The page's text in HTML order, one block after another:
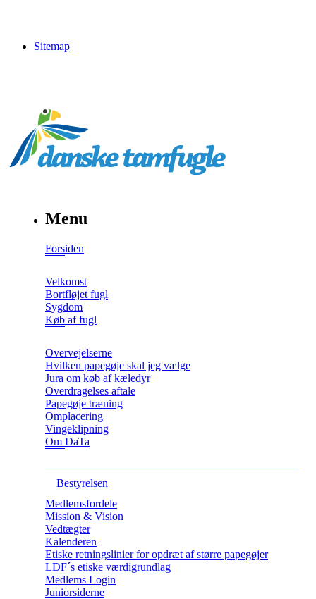
Sitemap
Menu
Forsiden
Velkomst
Bortfløjet fugl
Sygdom
Køb af fugl
Overvejelserne
Hvilken papegøje skal jeg vælge
Jura om køb af kæledyr
Overdragelses aftale
Papegøje træning
Omplacering
Vingeklipning
Om DaTa
Bestyrelsen
Medlemsfordele
Mission & Vision
Vedtægter
Kalenderen
Etiske retningslinier for opdræt af større papegøjer
LDF´s etiske værdigrundlag
Medlems Login
Juniorsiderne